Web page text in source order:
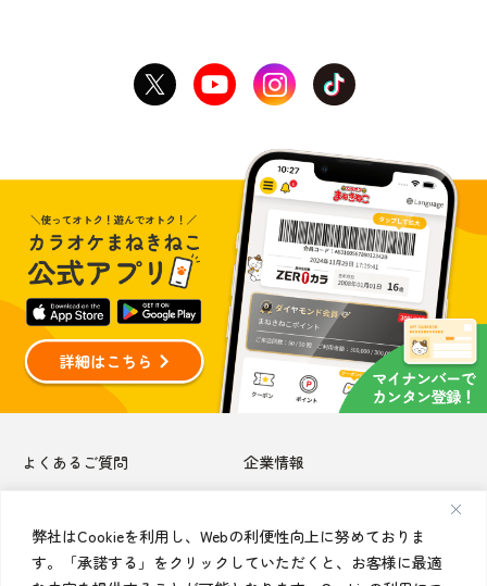
弊社はCookieを利用し、Webの利便性向上に努めておりま
す。「承諾する」をクリックしていただくと、お客様に最適
よくあるご質問 企業情報
お問い合わせ サイトマップ